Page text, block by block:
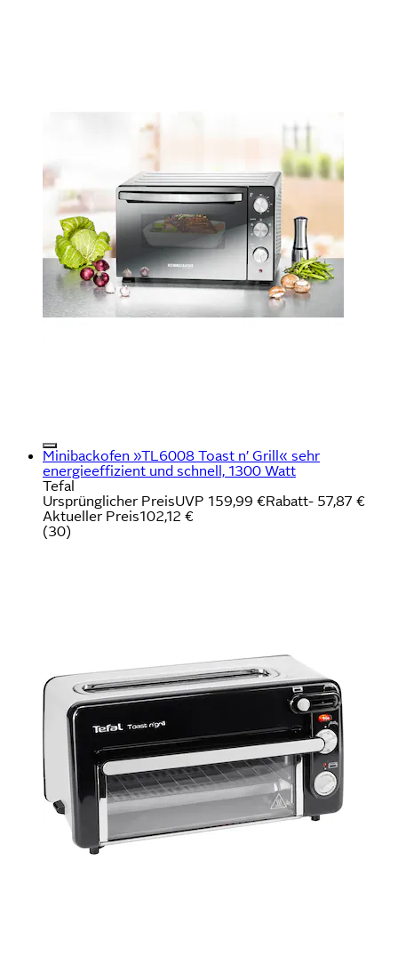
Minibackofen »TL6008 Toast n’ Grill« sehr
energieeffizient und schnell, 1300 Watt
Tefal
Ursprünglicher PreisUVP 159,99 €Rabatt- 57,87 €
Aktueller Preis102,12 €
(30)